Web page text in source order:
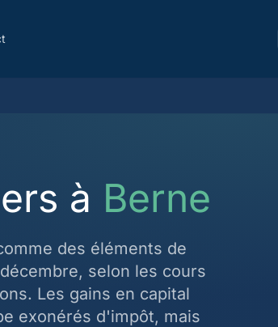
à Berne
des éléments de
selon les cours
Les gains en capital
exonérés d'impôt, mais